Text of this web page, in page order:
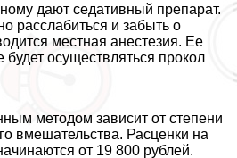
дают седативный препарат.
расслабиться и забыть о
местная анестезия. Ее
будет осуществляться прокол
методом зависит от степени
вмешательства. Расценки на
от 19 800 рублей.